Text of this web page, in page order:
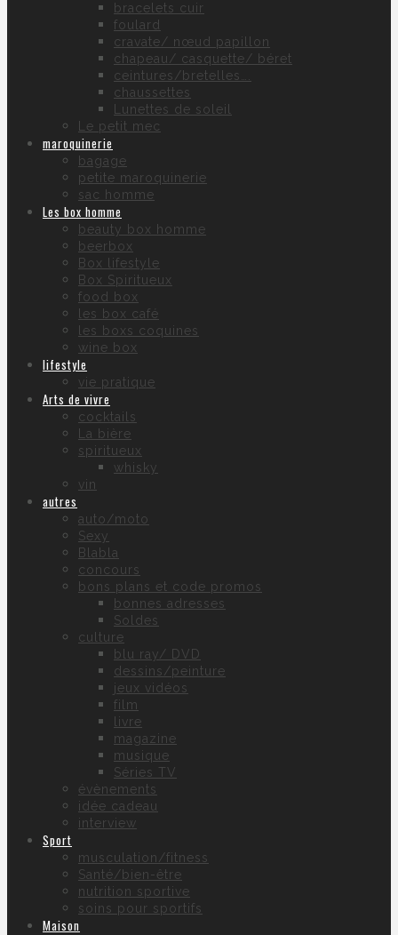
bracelets cuir
foulard
cravate/ nœud papillon
chapeau/ casquette/ béret
ceintures/bretelles….
chaussettes
Lunettes de soleil
Le petit mec
maroquinerie
bagage
petite maroquinerie
sac homme
Les box homme
beauty box homme
beerbox
Box lifestyle
Box Spiritueux
food box
les box café
les boxs coquines
wine box
lifestyle
vie pratique
Arts de vivre
cocktails
La bière
spiritueux
whisky
vin
autres
auto/moto
Sexy
Blabla
concours
bons plans et code promos
bonnes adresses
Soldes
culture
blu ray/ DVD
dessins/peinture
jeux vidéos
film
livre
magazine
musique
Séries TV
évènements
idée cadeau
interview
Sport
musculation/fitness
Santé/bien-être
nutrition sportive
soins pour sportifs
Maison